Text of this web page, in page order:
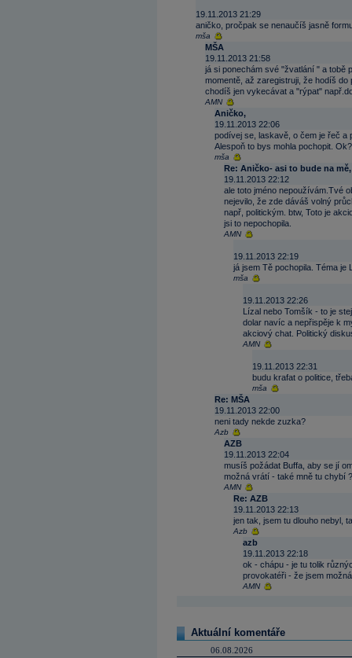
19.11.2013 21:29
aničko, pročpak se nenaučíš jasně
mša
MŠA
19.11.2013 21:58
já si ponechám své "žvatlání " a tobě
momentě, až zaregistruji, že hodíš
chodíš jen vykecávat a "rýpat"
AMN
Aničko,
19.11.2013 22:06
podívej se, laskavě, o čem je řeč a
Alespoň to bys mohla pochopit. Ok?
mša
Re: Aničko- asi to bude na mě,
19.11.2013 22:12
ale toto jméno nepoužívám.Tvé
nejevilo, že zde dáváš volný
např, politickým. btw, Toto je
jsi to nepochopila.
AMN
19.11.2013 22:19
já jsem Tě pochopila. Téma je
mša
19.11.2013 22:26
Lízal nebo Tomšík - to je
dolar navíc a nepřispěje k
akciový chat. Politický
AMN
19.11.2013 22:31
budu krafat o politice,
mša
Re: MŠA
19.11.2013 22:00
neni tady nekde zuzka?
Azb
AZB
19.11.2013 22:04
musíš požádat Buffa, aby se jí
možná vrátí - také mně tu chybí
AMN
Re: AZB
19.11.2013 22:13
jen tak, jsem tu dlouho nebyl,
Azb
azb
19.11.2013 22:18
ok - chápu - je tu tolik
provokatéři - že jsem
AMN
Aktuální komentáře
06.08.2026